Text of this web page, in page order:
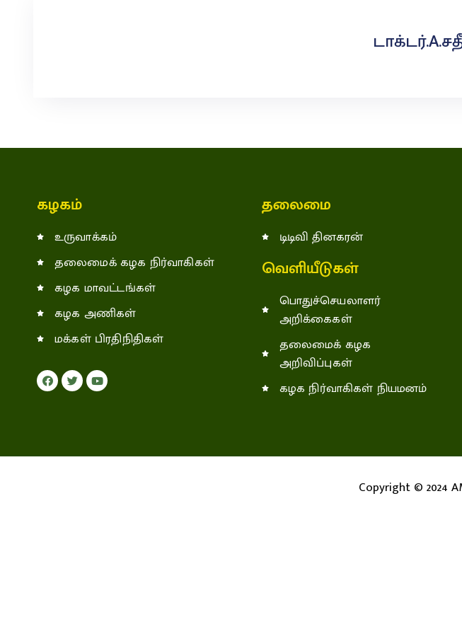
கழகம்
உருவாக்கம்
தலைமைக் கழக நிர்வாகிகள்
கழக மாவட்டங்கள்
கழக அணிகள்
மக்கள் பிரதிநிதிகள்
தலைமை
டிடிவி தினகரன்
வெளியீடுகள்
பொதுச்செயலாளர்
அறிக்கைகள்
தலைமைக் கழக
அறிவிப்புகள்
கழக நிர்வாகிகள் நியமனம்
Copyright © 2024